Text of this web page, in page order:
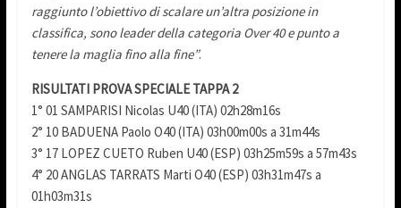
raggiunto l’obiettivo di scalare un’altra posizione in
classifica, sono leader della categoria Over 40 e punto a
tenere la maglia fino alla fine”.
RISULTATI PROVA SPECIALE TAPPA 2
1° 01 SAMPARISI Nicolas U40 (ITA) 02h28m16s
2° 10 BADUENA Paolo O40 (ITA) 03h00m00s a 31m44s
3° 17 LOPEZ CUETO Ruben U40 (ESP) 03h25m59s a 57m43s
4° 20 ANGLAS TARRATS Marti O40 (ESP) 03h31m47s a
01h03m31s